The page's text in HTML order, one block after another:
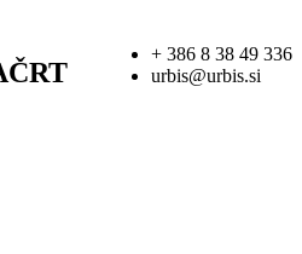
+ 386 8 38 49 336
urbis@urbis.si